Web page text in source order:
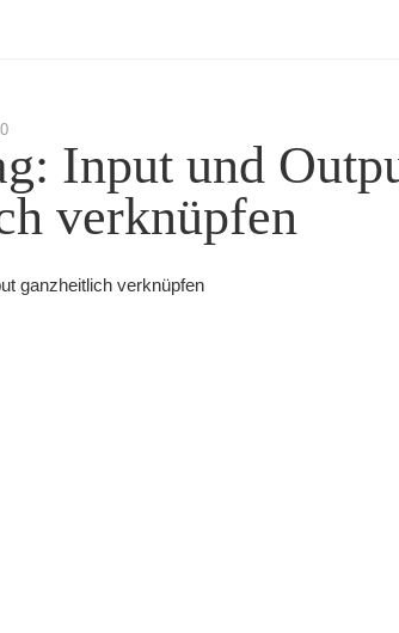
Input und
verknüpfen
ganzheitlich verknüpfen